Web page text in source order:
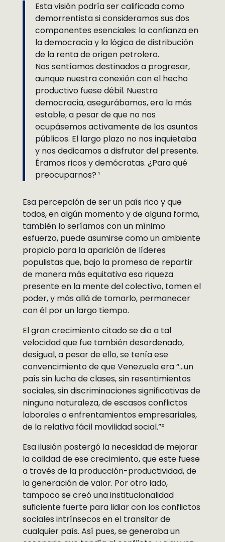
Esta visión podría ser calificada como
demorrentista si consideramos sus dos
componentes esenciales: la confianza en
la democracia y la lógica de distribución
de la renta de origen petrolero.
Nos sentíamos destinados a progresar,
aunque nuestra conexión con el hecho
productivo fuese débil. Nuestra
democracia, asegurábamos, era la más
estable, a pesar de que no nos
ocupásemos activamente de los asuntos
públicos. El largo plazo no nos inquietaba
y nos dedicamos a disfrutar del presente.
Éramos ricos y demócratas. ¿Para qué
preocuparnos? ¹
Esa percepción de ser un país rico y que
todos, en algún momento y de alguna forma,
también lo seríamos con un mínimo
esfuerzo, puede asumirse como un ambiente
propicio para la aparición de líderes
populistas que, bajo la promesa de repartir
de manera más equitativa esa riqueza
presente en la mente del colectivo, tomen el
poder, y más allá de tomarlo, permanecer
con él por un largo tiempo.
El gran crecimiento citado se dio a tal
velocidad que fue también desordenado,
desigual, a pesar de ello, se tenía ese
convencimiento de que Venezuela era “…un
país sin lucha de clases, sin resentimientos
sociales, sin discriminaciones significativas de
ninguna naturaleza, de escasos conflictos
laborales o enfrentamientos empresariales,
de la relativa fácil movilidad social.”²
Esa ilusión postergó la necesidad de mejorar
la calidad de ese crecimiento, que este fuese
a través de la producción-productividad, de
la generación de valor. Por otro lado,
tampoco se creó una institucionalidad
suficiente fuerte para lidiar con los conflictos
sociales intrínsecos en el transitar de
cualquier país. Así pues, se generaba un